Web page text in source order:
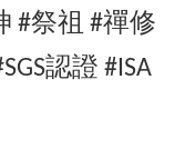
#祭祖 #禪修
認證 #ISA